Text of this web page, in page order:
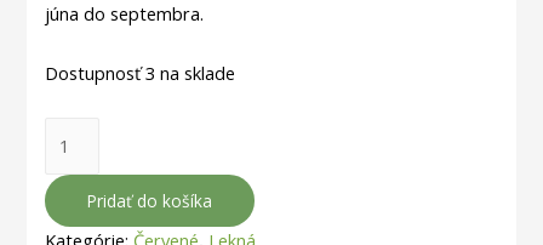
júna do septembra.
Dostupnosť 3 na sklade
Pridať do košíka